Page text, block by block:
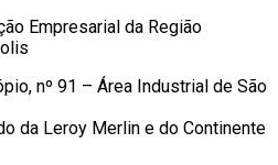
Empresarial da Região
nº 91 – Área Industrial de São
da Leroy Merlin e do Continente